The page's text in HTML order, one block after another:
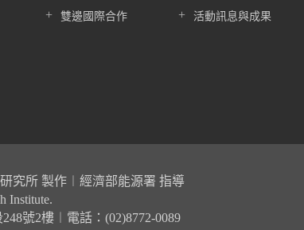
+ 雙邊國際合作 + 活動訊息與成果
究所 製作︱經濟部能源署 指導
Institute.
號2樓︱電話：(02)8772-0089